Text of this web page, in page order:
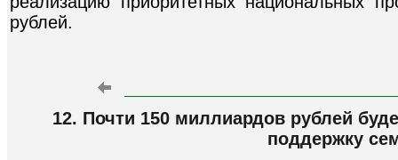
рублей.
12. Почти 150 миллиардов рублей
поддержку